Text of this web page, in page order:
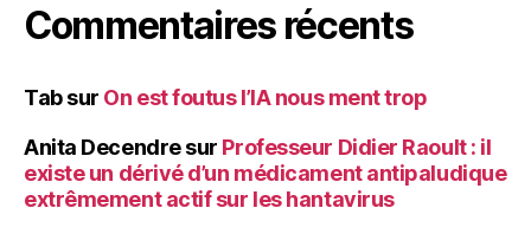
Commentaires récents
Tabsur On est foutus l’IA nous ment trop
Anita Decendresur Professeur Didier Raoult : il
existe un dérivé d’un médicament antipaludique
extrêmement actif sur les hantavirus